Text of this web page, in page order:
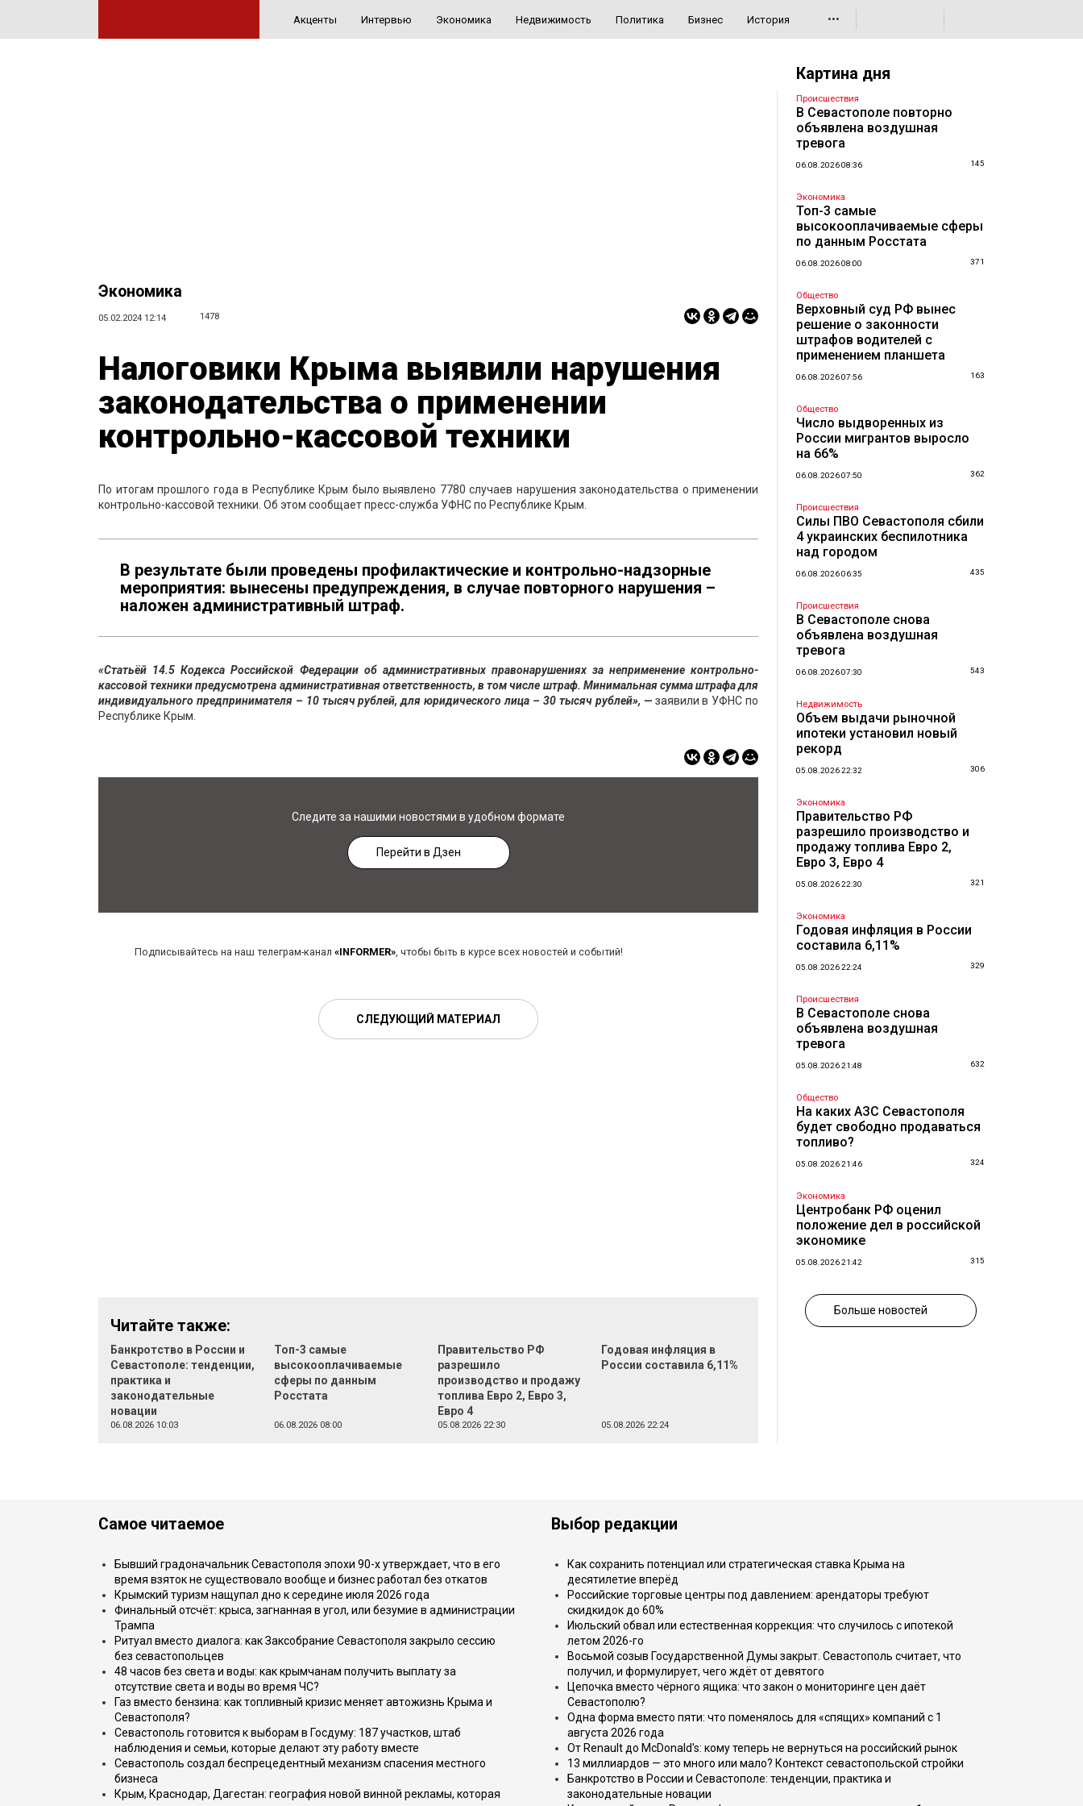
Акценты Интервью Экономика Недвижимость Политика Бизнес История •••
Экономика
05.02.2024 12:14 1478
Налоговики Крыма выявили нарушения
законодательства о применении
контрольно-кассовой техники
По итогам прошлого года в Республике Крым было выявлено 7780 случаев нарушения законодательства о применении
контрольно-кассовой техники. Об этом сообщает пресс-служба УФНС по Республике Крым.
В результате были проведены профилактические и контрольно-надзорные
мероприятия: вынесены предупреждения, в случае повторного нарушения –
наложен административный штраф.
«Статьёй 14.5 Кодекса Российской Федерации об административных правонарушениях за неприменение контрольно-
кассовой техники предусмотрена административная ответственность, в том числе штраф. Минимальная сумма штрафа для
индивидуального предпринимателя – 10 тысяч рублей, для юридического лица – 30 тысяч рублей», —заявили в УФНС по
Республике Крым.
Следите за нашими новостями в удобном формате
Перейти в Дзен
Подписывайтесь на наш телеграм-канал «INFORMER», чтобы быть в курсе всех новостей и событий!
СЛЕДУЮЩИЙ МАТЕРИАЛ
Читайте также:
Банкротство в России и
Севастополе: тенденции,
практика и
законодательные
новации
06.08.2026 10:03
Топ-3 самые
высокооплачиваемые
сферы по данным
Росстата
06.08.2026 08:00
Правительство РФ
разрешило
производство и продажу
топлива Евро 2, Евро 3,
Евро 4
05.08.2026 22:30
Годовая инфляция в
России составила 6,11%
05.08.2026 22:24
Картина дня
Происшествия
В Севастополе повторно
объявлена воздушная
тревога
06.08.2026 08:36 145
Экономика
Топ-3 самые
высокооплачиваемые сферы
по данным Росстата
06.08.2026 08:00 371
Общество
Верховный суд РФ вынес
решение о законности
штрафов водителей с
применением планшета
06.08.2026 07:56 163
Общество
Число выдворенных из
России мигрантов выросло
на 66%
06.08.2026 07:50 362
Происшествия
Силы ПВО Севастополя сбили
4 украинских беспилотника
над городом
06.08.2026 06:35 435
Происшествия
В Севастополе снова
объявлена воздушная
тревога
06.08.2026 07:30 543
Недвижимость
Объем выдачи рыночной
ипотеки установил новый
рекорд
05.08.2026 22:32 306
Экономика
Правительство РФ
разрешило производство и
продажу топлива Евро 2,
Евро 3, Евро 4
05.08.2026 22:30 321
Экономика
Годовая инфляция в России
составила 6,11%
05.08.2026 22:24 329
Происшествия
В Севастополе снова
объявлена воздушная
тревога
05.08.2026 21:48 632
Общество
На каких АЗС Севастополя
будет свободно продаваться
топливо?
05.08.2026 21:46 324
Экономика
Центробанк РФ оценил
положение дел в российской
экономике
05.08.2026 21:42 315
Больше новостей
Самое читаемое
Бывший градоначальник Севастополя эпохи 90-х утверждает, что в его
время взяток не существовало вообще и бизнес работал без откатов
Крымский туризм нащупал дно к середине июля 2026 года
Финальный отсчёт: крыса, загнанная в угол, или безумие в администрации
Трампа
Ритуал вместо диалога: как Заксобрание Севастополя закрыло сессию
без севастопольцев
48 часов без света и воды: как крымчанам получить выплату за
отсутствие света и воды во время ЧС?
Газ вместо бензина: как топливный кризис меняет автожизнь Крыма и
Севастополя?
Севастополь готовится к выборам в Госдуму: 187 участков, штаб
наблюдения и семьи, которые делают эту работу вместе
Севастополь создал беспрецедентный механизм спасения местного
бизнеса
Крым, Краснодар, Дагестан: география новой винной рекламы, которая
Выбор редакции
Как сохранить потенциал или стратегическая ставка Крыма на
десятилетие вперёд
Российские торговые центры под давлением: арендаторы требуют
скидкидок до 60%
Июльский обвал или естественная коррекция: что случилось с ипотекой
летом 2026-го
Восьмой созыв Государственной Думы закрыт. Севастополь считает, что
получил, и формулирует, чего ждёт от девятого
Цепочка вместо чёрного ящика: что закон о мониторинге цен даёт
Севастополю?
Одна форма вместо пяти: что поменялось для «спящих» компаний с 1
августа 2026 года
От Renault до McDonald's: кому теперь не вернуться на российский рынок
13 миллиардов — это много или мало? Контекст севастопольской стройки
Банкротство в России и Севастополе: тенденции, практика и
законодательные новации